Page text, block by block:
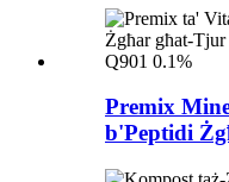
Premix
b'Peptidi